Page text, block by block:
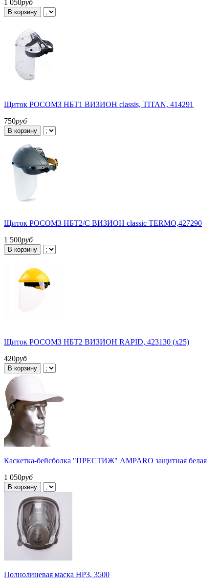
1 050руб
В корзину
Щиток РОСОМЗ НБТ1 ВИЗИОН classis, TITAN, 414291
750руб
В корзину
Щиток РОСОМЗ НБТ2/C ВИЗИОН classic TERMO,427290
1 500руб
В корзину
Щиток РОСОМЗ НБТ2 ВИЗИОН RAPID, 423130 (х25)
420руб
В корзину
Каскетка-бейсболка "ПРЕСТИЖ" AMPARO защитная белая
1 050руб
В корзину
Полнолицевая маска НРЗ, 3500